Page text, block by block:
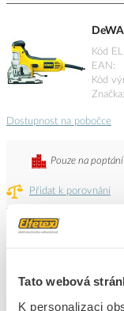
Tato webová
K personalizaci
Kód
EAN
Kód
Značka
Dostupnost na pobočce
Přidat k porovnání
Pouze na poptání
Kód